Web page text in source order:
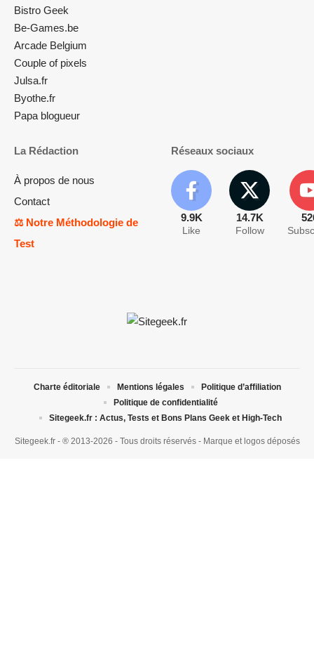
Bistro Geek
Be-Games.be
Arcade Belgium
Couple of pixels
Julsa.fr
Byothe.fr
Papa blogueur
La Rédaction
À propos de nous
Contact
⚖️ Notre Méthodologie de
Test
Réseaux sociaux
9.9K
Like
14.7K
Follow
Sitegeek.fr - ® 2013-2026 - Tous droits réservés - Marque et logos déposés
Charte éditoriale Mentions légales
Politique d’affiliation
Politique de confidentialité
Sitegeek.fr : Actus, Tests et Bons Plans Geek et High-Tech